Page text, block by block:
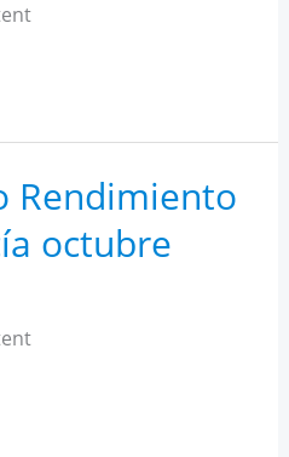
Rendimiento
octubre